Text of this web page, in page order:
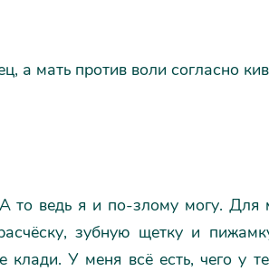
а мать против воли согласно
ведь я и по-злому могу. Для
зубную щетку и
У меня всё есть, чего у